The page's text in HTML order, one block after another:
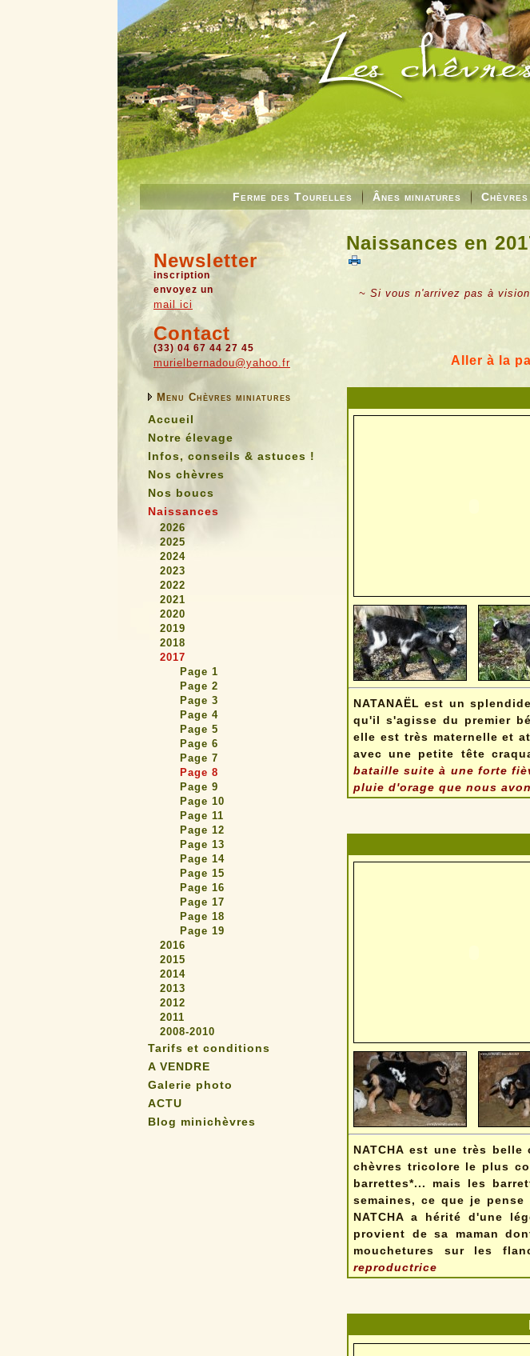
Ferme des Tourelles Ânes miniatures
Newsletter
inscription
envoyez un
mail ici
Contact
(33) 04 67 44 27 45
murielbernadou@yahoo.fr
Menu Chèvres miniatures
Accueil
Notre élevage
Infos, conseils & astuces !
Nos chèvres
Nos boucs
Naissances
2026
2025
2024
2023
2022
2021
2020
2019
2018
2017
Page 1
Page 2
Page 3
Page 4
Page 5
Page 6
Page 7
Page 8
Page 9
Page 10
Page 11
Page 12
Page 13
Page 14
Page 15
Page 16
Page 17
Page 18
Page 19
2016
2015
2014
2013
2012
2011
2008-2010
Tarifs et conditions
A VENDRE
Galerie photo
ACTU
Blog minichèvres
Naissances en
~ Si vous n'arrivez pas à
Aller à la
NATANAËL est un
qu'il s'agisse du premier
elle est très maternelle et
avec une petite tête
bataille suite à une forte
pluie d'orage que nous
NATCHA est une très
chèvres tricolore le plus
barrettes*... mais les
semaines, ce que je
NATCHA a hérité d'une
provient de sa maman
mouchetures sur les
reproductrice